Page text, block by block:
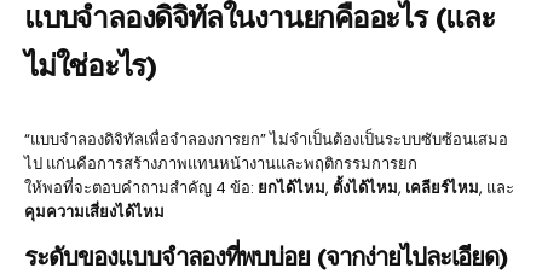
แบบจำลองดิจิทัลในงานยกคืออะไร (และ
ไม่ใช่อะไร)
“แบบจำลองดิจิทัลเพื่อจำลองการยก” ไม่จำเป็นต้องเป็นระบบซับซ้อนเสมอ
ไป แก่นคือการสร้างภาพแทนหน้างานและพฤติกรรมการยก
ให้พอที่จะตอบคำถามสำคัญ 4 ข้อ: ยกได้ไหม, ตั้งได้ไหม, เคลียร์ไหม, และ
คุมความเสี่ยงได้ไหม
ระดับของแบบจำลองที่พบบ่อย (จากง่ายไปละเอียด)